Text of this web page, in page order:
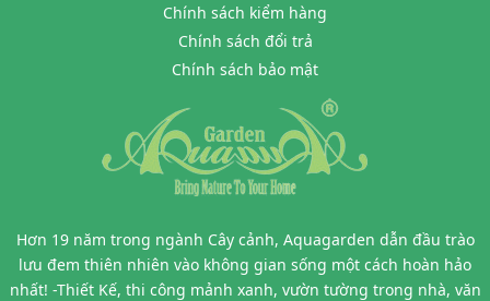
Chính sách kiểm hàng
Chính sách đổi trả
Chính sách bảo mật
Hơn 19 năm trong ngành Cây cảnh, Aquagarden dẫn đầu trào
lưu đem thiên nhiên vào không gian sống một cách hoàn hảo
nhất! -Thiết Kế, thi công mảnh xanh, vườn tường trong nhà, văn